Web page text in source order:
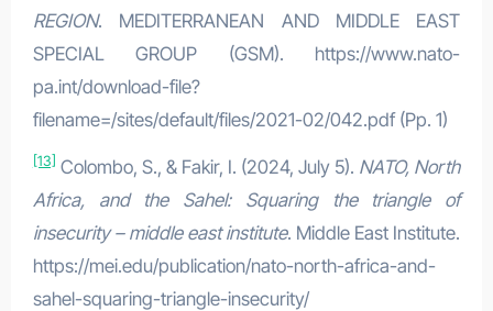
REGION. MEDITERRANEAN AND MIDDLE EAST
SPECIAL GROUP (GSM). https://www.nato-
pa.int/download-file?
filename=/sites/default/files/2021-02/042.pdf (Pp. 1)
[13] Colombo, S., & Fakir, I. (2024, July 5). NATO, North
Africa, and the Sahel: Squaring the triangle of
insecurity – middle east institute. Middle East Institute.
https://mei.edu/publication/nato-north-africa-and-
sahel-squaring-triangle-insecurity/